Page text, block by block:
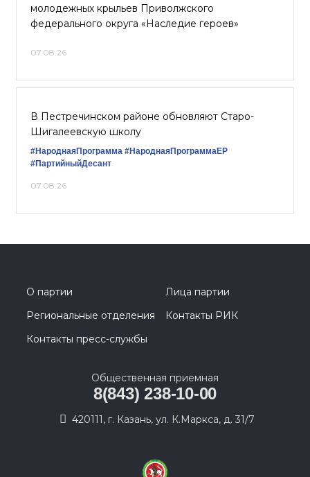
молодежных крыльев Приволжского
федерального округа «Наследие героев»
07.08.26
В Пестречинском районе обновляют Старо-
Шигалеевскую школу
#НароднаяПрограмма #НароднаяПрограммаЕР
#ПартийныйДесант
07.08.26
О партии
Лица партии
Региональные отделения
Контакты РИК
Контакты пресс-службы
Общественная приемная
8(843) 238-10-00
420111, г. Казань, ул. К.Маркса, д. 31/7